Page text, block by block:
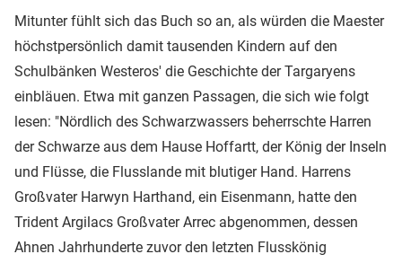
Mitunter fühlt sich das Buch so an, als würden die Maester
höchstpersönlich damit tausenden Kindern auf den
Schulbänken Westeros' die Geschichte der Targaryens
einbläuen. Etwa mit ganzen Passagen, die sich wie folgt
lesen: "Nördlich des Schwarzwassers beherrschte Harren
der Schwarze aus dem Hause Hoffartt, der König der Inseln
und Flüsse, die Flusslande mit blutiger Hand. Harrens
Großvater Harwyn Harthand, ein Eisenmann, hatte den
Trident Argilacs Großvater Arrec abgenommen, dessen
Ahnen Jahrhunderte zuvor den letzten Flusskönig